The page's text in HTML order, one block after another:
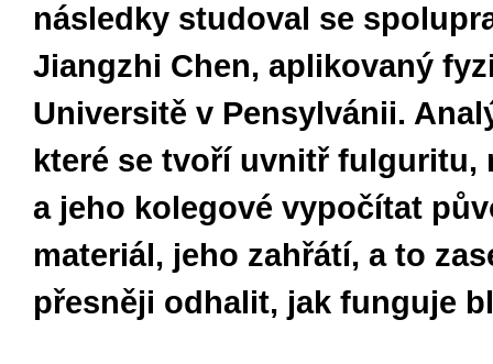
následky studoval se
Jiangzhi Chen, aplikovaný
Universitě v Pensylvánii.
které se tvoří uvnitř fulguritu,
a jeho kolegové vypočítat
materiál, jeho zahřátí, a to
přesněji odhalit, jak funguje